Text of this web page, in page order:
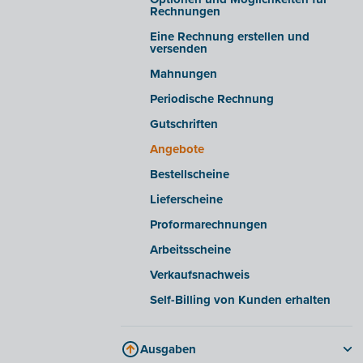
Registerkarte „E-Rechnung“
Häufig gestellte Fragen
Erweiterte Einstellungen
E-Rechnungen von bestimmten
E-Rechnungen aus bestimmten
Softwarepaketen
Rechnungen
Eine Rechnung erstellen und
versenden
Mahnungen
Periodische Rechnung
Gutschriften
Angebote
Bestellscheine
Lieferscheine
Proformarechnungen
Arbeitsscheine
Verkaufsnachweis
Self-Billing von Kunden erhalten
Ausgaben